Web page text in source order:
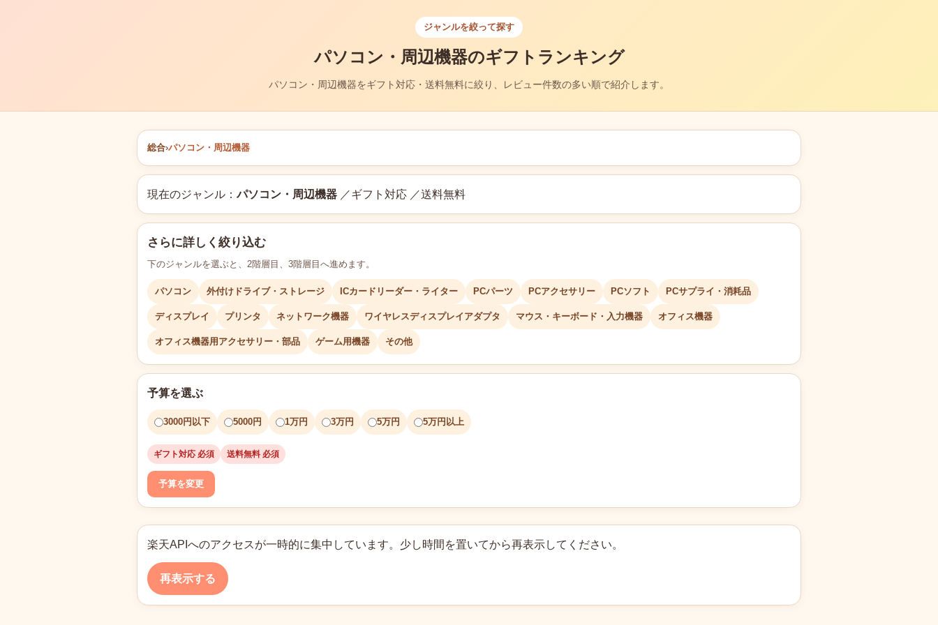
ジャンルを絞って探す
パソコン・周辺機器のギフトランキング
パソコン・周辺機器をギフト対応・送料無料に絞り、レビュー件数の多い順で紹介します。
総合›パソコン・周辺機器
現在のジャンル：パソコン・周辺機器 ／ギフト対応 ／送料無料
さらに詳しく絞り込む
下のジャンルを選ぶと、2階層目、3階層目へ進めます。
パソコン 外付けドライブ・ストレージ ICカードリーダー・ライター PCパーツ PCアクセサリー PCソフト PCサプライ・消耗品
ディスプレイ プリンタ ネットワーク機器 ワイヤレスディスプレイアダプタ マウス・キーボード・入力機器 オフィス機器
オフィス機器用アクセサリー・部品 ゲーム用機器 その他
予算を選ぶ
3000円以下 5000円 1万円 3万円 5万円 5万円以上
ギフト対応 必須 送料無料 必須
予算を変更
楽天APIへのアクセスが一時的に集中しています。少し時間を置いてから再表示してください。
再表示する